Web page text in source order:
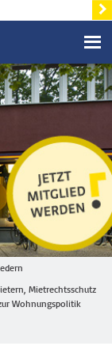
Mietrechtsschutz
Wohnungspolitik